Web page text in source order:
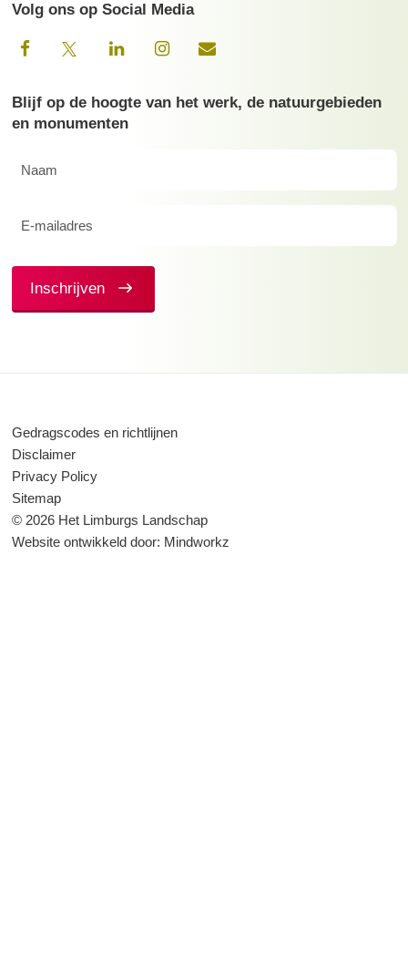
Volg ons op Social Media
Blijf op de hoogte van het werk, de natuurgebieden
en monumenten
(Vereist)
Inschrijven
Gedragscodes en richtlijnen
Disclaimer
Privacy Policy
Sitemap
© 2026 Het Limburgs Landschap
Website ontwikkeld door: Mindworkz